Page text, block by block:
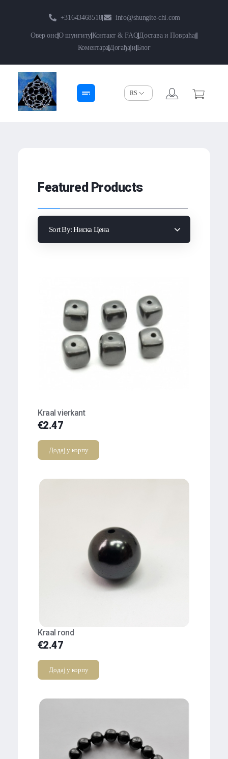
+31643468518 info@shungite-chi.com
Овер онсО шунгитуКонтакт & FAQДостава и Повраћај
КоментараДогађаји Блог
Featured Products
Sort By:Ниска Цена
Kraal vierkant
€2.47
Додај у корпу
Kraal rond
€2.47
Додај у корпу